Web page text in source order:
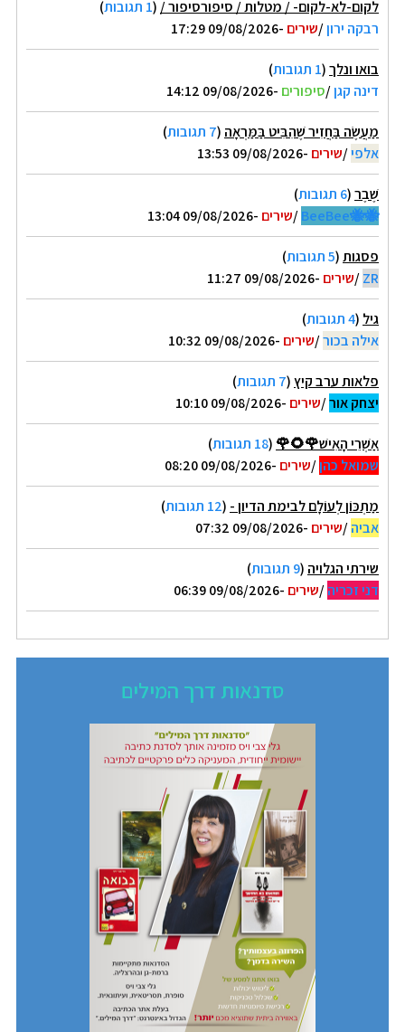
לקום-לא-לקום- / מטלות / סיפורסיפור / (1 תגובות
)
רבקה ירון/שירים -09/08/2026 17:29
בואו ונלך(1 תגובות
)
דינה קגן/סיפורים -09/08/2026 14:12
מַעֲשֶׂה בַּחֲזִיר שֶׁהִבִּיט בַּמַּרְאָה (7 תגובות
)
אלפי/שירים -09/08/2026 13:53
שֶׁבֶר(6 תגובות
)
🐝🐝BeeBee
/שירים -09/08/2026 13:04
פסגות(5 תגובות
)
ZR
/שירים -09/08/2026 11:27
גיל (4 תגובות
)
אילה בכור/שירים -09/08/2026 10:32
פלאות ערב קיץ(7 תגובות
)
יצחק אור/שירים -09/08/2026 10:10
אַשְׁרֵי הָאִישׁ🌹🌻🌹 (18 תגובות
)
שמואל כהן/שירים -09/08/2026 08:20
מַתְכּוֹן לְעוֹלָם לבימת הדיון - (12 תגובות
)
אביה/שירים -09/08/2026 07:32
שירתי הגלויה (9 תגובות
)
דני זכריה/שירים -09/08/2026 06:39
סדנאות דרך המילים